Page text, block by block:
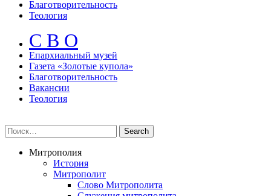
Благотворительность
Теология
С В О
Епархиальный музeй
Газета «Золотые купола»
Благотворительность
Вакансии
Теология
Митрополия
История
Митрополит
Слово Митрополита